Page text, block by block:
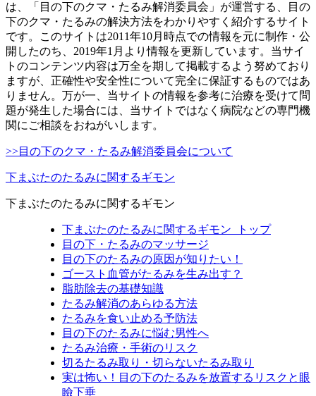
は、「目の下のクマ・たるみ解消委員会」が運営する、目の
下のクマ・たるみの解決方法をわかりやすく紹介するサイト
です。このサイトは2011年10月時点での情報を元に制作・公
開したのち、2019年1月より情報を更新しています。当サイ
トのコンテンツ内容は万全を期して掲載するよう努めており
ますが、正確性や安全性について完全に保証するものではあ
りません。万が一、当サイトの情報を参考に治療を受けて問
題が発生した場合には、当サイトではなく病院などの専門機
関にご相談をおねがいします。
>>目の下のクマ・たるみ解消委員会について
下まぶたのたるみに関するギモン
下まぶたのたるみに関するギモン
下まぶたのたるみに関するギモン_トップ
目の下・たるみのマッサージ
目の下のたるみの原因が知りたい！
ゴースト血管がたるみを生み出す？
脂肪除去の基礎知識
たるみ解消のあらゆる方法
たるみを食い止める予防法
目の下のたるみに悩む男性へ
たるみ治療・手術のリスク
切るたるみ取り・切らないたるみ取り
実は怖い！目の下のたるみを放置するリスクと眼
瞼下垂